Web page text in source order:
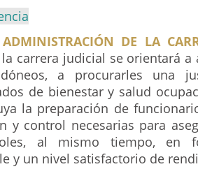
DE LA
carrera judicial se orientará a
a procurarles una
de bienestar y salud
la preparación de
y control necesarias para
al mismo tiempo, en
y un nivel satisfactorio de